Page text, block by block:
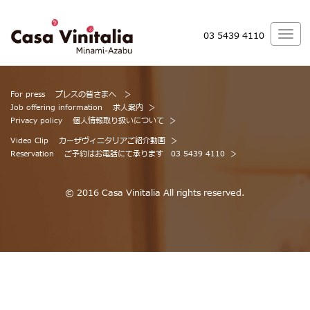
03 5439 4110
For press
プレスの皆さまへ
Job offering information
求人案内
Privacy policy
個人情報取り扱いについて
Video Clip
カーザヴィニタリアご紹介動画
Reservation
ご予約はお電話にて承ります 03 5439 4110
© 2016 Casa Vinitalia All rights reserved.